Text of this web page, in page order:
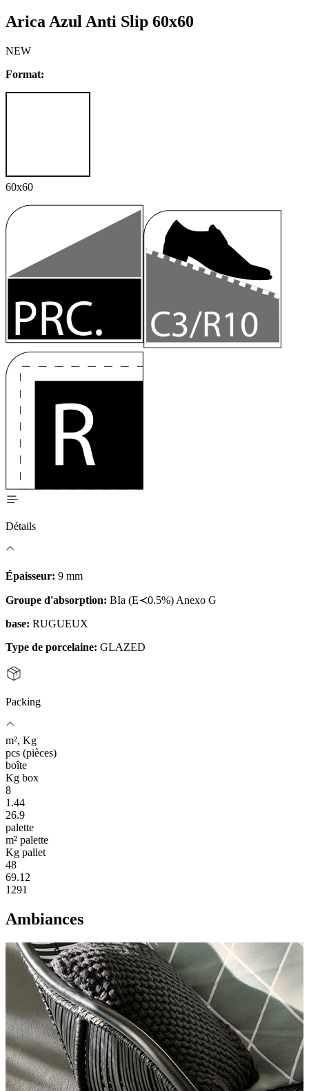
Arica Azul Anti Slip 60x60
NEW
Format:
60x60
Détails
Épaisseur: 9 mm
Groupe d'absorption: BIa (E≺0.5%) Anexo G
base: RUGUEUX
Type de porcelaine: GLAZED
Packing
m², Kg
pcs (pièces)
boîte
Kg box
8
1.44
26.9
palette
m² palette
Kg pallet
48
69.12
1291
Ambiances